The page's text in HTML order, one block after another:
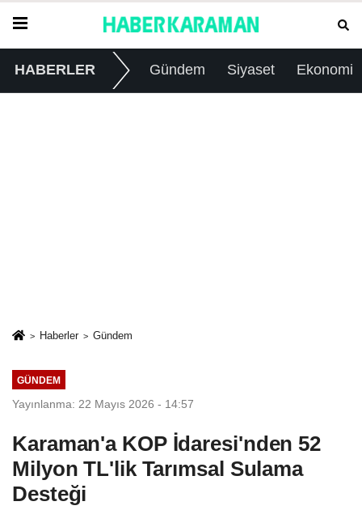
HABERLER Gündem Siyaset Ekonomi
Haberler Gündem
GÜNDEM
Yayınlanma: 22 Mayıs 2026 - 14:57
Karaman'a KOP İdaresi'nden 52
Milyon TL'lik Tarımsal Sulama
Desteği